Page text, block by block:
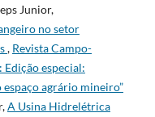
Junior,
no setor
, Revista Campo-
especial:
agrário mineiro”
A Usina Hidrelétrica